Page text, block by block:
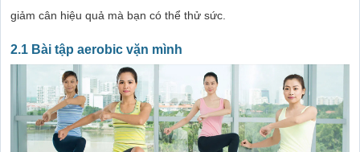
giảm cân hiệu quả mà bạn có thể thử sức.
2.1 Bài tập aerobic vặn mình